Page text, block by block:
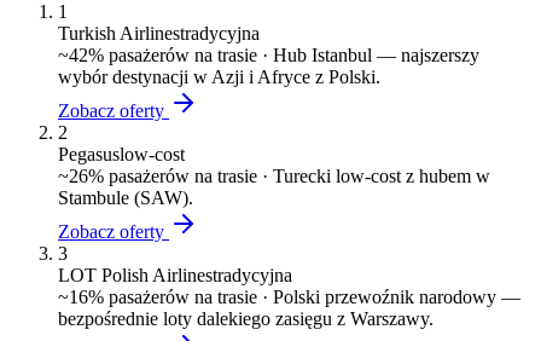
1
Turkish Airlinestradycyjna
~42% pasażerów na trasie · Hub Istanbul — najszerszy
wybór destynacji w Azji i Afryce z Polski.
Zobacz oferty
2
Pegasuslow-cost
~26% pasażerów na trasie · Turecki low-cost z hubem w
Stambule (SAW).
Zobacz oferty
3
LOT Polish Airlinestradycyjna
~16% pasażerów na trasie · Polski przewoźnik narodowy —
bezpośrednie loty dalekiego zasięgu z Warszawy.